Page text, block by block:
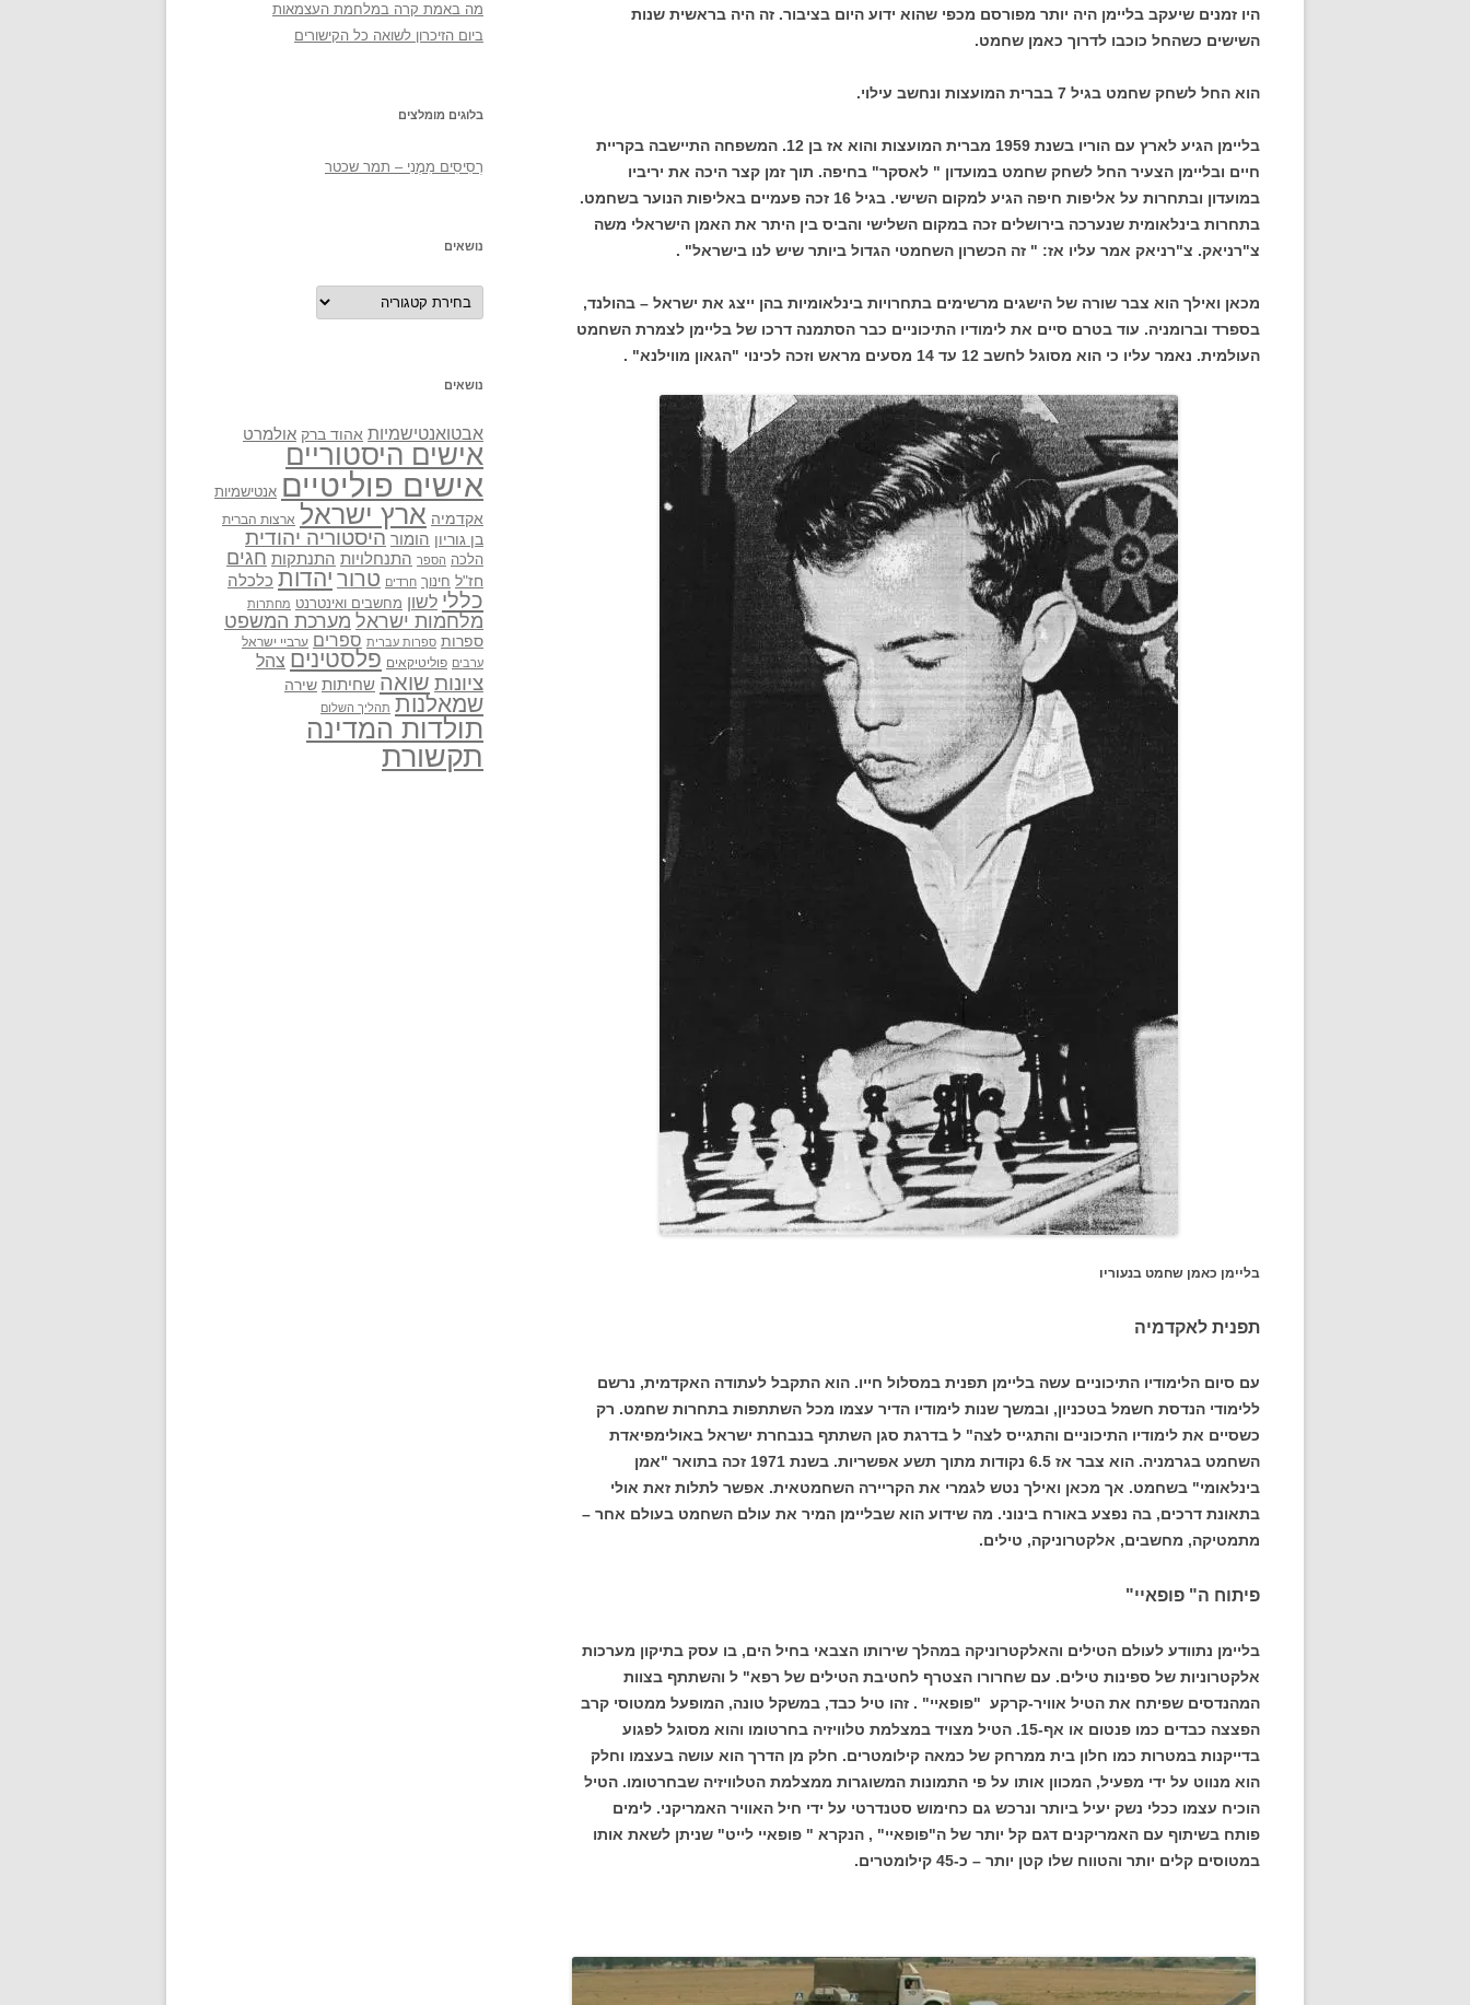
היו זמנים שיעקב בליימן היה יותר מפורסם מכפי שהוא ידוע היום בציבור. זה היה בראשית שנות
השישים כשהחל כוכבו לדרוך כאמן שחמט.
הוא החל לשחק שחמט בגיל 7 בברית המועצות ונחשב עילוי.
בליימן הגיע לארץ עם הוריו בשנת 1959 מברית המועצות והוא אז בן 12. המשפחה התיישבה בקריית
חיים ובליימן הצעיר החל לשחק שחמט במועדון " לאסקר" בחיפה. תוך זמן קצר היכה את יריביו
במועדון ובתחרות על אליפות חיפה הגיע למקום השישי. בגיל 16 זכה פעמיים באליפות הנוער בשחמט.
בתחרות בינלאומית שנערכה בירושלים זכה במקום השלישי והביס בין היתר את האמן הישראלי משה
צ"רניאק. צ"רניאק אמר עליו אז: " זה הכשרון השחמטי הגדול ביותר שיש לנו בישראל" .
מכאן ואילך הוא צבר שורה של הישגים מרשימים בתחרויות בינלאומיות בהן ייצג את ישראל – בהולנד,
בספרד וברומניה. עוד בטרם סיים את לימודיו התיכוניים כבר הסתמנה דרכו של בליימן לצמרת השחמט
העולמית. נאמר עליו כי הוא מסוגל לחשב 12 עד 14 מסעים מראש וזכה לכינוי "הגאון מווילנא" .
בליימן כאמן שחמט בנעוריו
תפנית לאקדמיה
עם סיום הלימודיו התיכוניים עשה בליימן תפנית במסלול חייו. הוא התקבל לעתודה האקדמית, נרשם
ללימודי הנדסת חשמל בטכניון, ובמשך שנות לימודיו הדיר עצמו מכל השתתפות בתחרות שחמט. רק
כשסיים את לימודיו התיכוניים והתגייס לצה" ל בדרגת סגן השתתף בנבחרת ישראל באולימפיאדת
השחמט בגרמניה. הוא צבר אז 6.5 נקודות מתוך תשע אפשריות. בשנת 1971 זכה בתואר "אמן
בינלאומי" בשחמט. אך מכאן ואילך נטש לגמרי את הקריירה השחמטאית. אפשר לתלות זאת אולי
בתאונת דרכים, בה נפצע באורח בינוני. מה שידוע הוא שבליימן המיר את עולם השחמט בעולם אחר –
מתמטיקה, מחשבים, אלקטרוניקה, טילים.
פיתוח ה" פופאיי"
בליימן נתוודע לעולם הטילים והאלקטרוניקה במהלך שירותו הצבאי בחיל הים, בו עסק בתיקון מערכות
אלקטרוניות של ספינות טילים. עם שחרורו הצטרף לחטיבת הטילים של רפא" ל והשתתף בצוות
המהנדסים שפיתח את הטיל אוויר-קרקע "פופאיי" . זהו טיל כבד, במשקל טונה, המופעל ממטוסי קרב
הפצצה כבדים כמו פנטום או אף-15. הטיל מצויד במצלמת טלוויזיה בחרטומו והוא מסוגל לפגוע
בדייקנות במטרות כמו חלון בית ממרחק של כמאה קילומטרים. חלק מן הדרך הוא עושה בעצמו וחלק
הוא מנווט על ידי מפעיל, המכוון אותו על פי התמונות המשוגרות ממצלמת הטלוויזיה שבחרטומו. הטיל
הוכיח עצמו ככלי נשק יעיל ביותר ונרכש גם כחימוש סטנדרטי על ידי חיל האוויר האמריקני. לימים
פותח בשיתוף עם האמריקנים דגם קל יותר של ה"פופאיי" , הנקרא " פופאיי לייט" שניתן לשאת אותו
במטוסים קלים יותר והטווח שלו קטן יותר – כ-45 קילומטרים.
מה באמת קרה במלחמת העצמאות
ביום הזיכרון לשואה כל הקישורים
בלוגים מומלצים
רְסִיסִים מִמֶנִי – תמר שכטר
נושאים
נושאים
נושאים
אבטואנטישמיות אהוד ברק אולמרט
אישים היסטוריים
אישים פוליטיים אנטישמיות
אקדמיה ארץ ישראל ארצות הברית
בן גוריון הומור היסטוריה יהודית
הלכה הספר התנחלויות התנתקות חגים
חז"ל חינוך חרדים טרור יהדות כלכלה
כללי לשון מחשבים ואינטרנט מחתרות
מלחמות ישראל מערכת המשפט
ספרות ספרות עברית ספרים ערביי ישראל
ערבים פוליטיקאים פלסטינים צהל
ציונות שואה שחיתות שירה
שמאלנות תהליך השלום
תולדות המדינה
תקשורת